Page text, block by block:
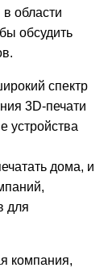
области
обсудить
спектр
3D-печати
устройства
дома, и
для
компания,